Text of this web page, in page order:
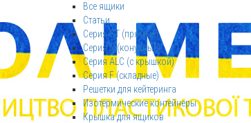
Все ящики
Статьи
Серия ST (прямые)
Серия N (конусные)
Серия ALC (с крышкой)
Серия F (складные)
Решетки для кейтеринга
Изотермические контейнеры
Крышка для ящиков